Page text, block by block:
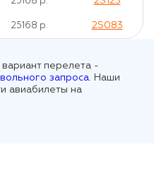
25168 р. 2S083
перелета -
запроса. Наши
авиабилеты на